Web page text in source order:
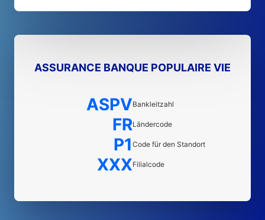
ASSURANCE BANQUE POPULAIRE VIE
ASPVBankleitzahl
FRLändercode
P1 Code für den Standort
XXXFilialcode